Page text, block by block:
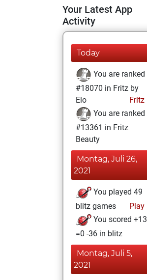
Your Latest App
Activity
Today
You are ranked
#18070 in Fritz by
Elo
Fritz
You are ranked
#13361 in Fritz
Beauty
Montag, Juli 26,
2021
You played 49
blitz games
Play
You scored +13
=0 -36 in blitz
Montag, Juli 5,
2021